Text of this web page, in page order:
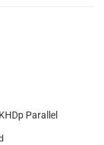
Parallel